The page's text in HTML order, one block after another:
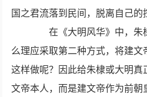
国之君流落到民间，脱离自己的
在《大明风华》中，朱
么理应采取第二种方式，将建
这样做呢？因此给朱棣或大明
文帝本人，而是建文帝作为前